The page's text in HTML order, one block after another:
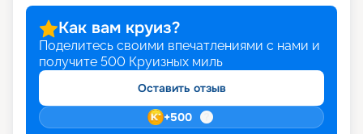
Как вам круиз?
Поделитесь своими впечатлениями с нами и
получите 500 Круизных миль
Оставить отзыв
+500